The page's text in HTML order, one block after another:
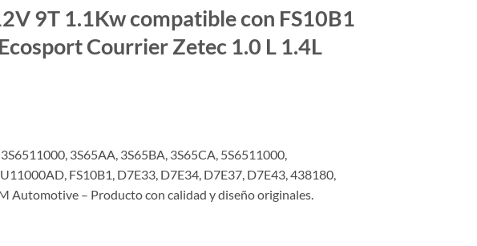
9T 1.1Kw compatible con FS10B1
Courrier Zetec 1.0 L 1.4L
3S65AA, 3S65BA, 3S65CA, 5S6511000,
FS10B1, D7E33, D7E34, D7E37, D7E43, 438180,
Automotive – Producto con calidad y diseño originales.